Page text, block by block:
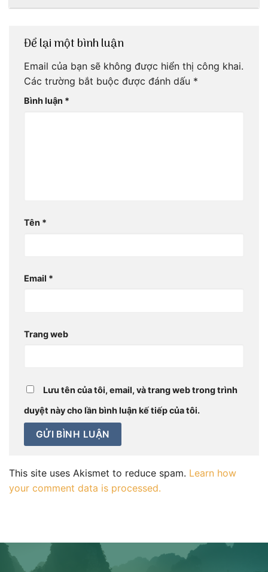
Để lại một bình luận
Email của bạn sẽ không được hiển thị công khai.
Các trường bắt buộc được đánh dấu *
Bình luận *
Tên *
Email *
Trang web
Lưu tên của tôi, email, và trang web trong trình
duyệt này cho lần bình luận kế tiếp của tôi.
This site uses Akismet to reduce spam. Learn how
your comment data is processed.